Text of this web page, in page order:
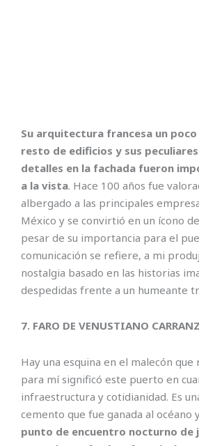
Su arquitectura francesa un
resto de edificios y sus
detalles en la fachada fueron
a la vista. Hace 100 años fue
albergado a las principales
México y se convirtió en un ícono
pesar de su importancia para el
comunicación se refiere, a mi
nostalgia basado en las historias
despedidas frente a un humeante
7. FARO DE VENUSTIANO
Hay una esquina en el malecón
para mí significó este puerto en
infraestructura y cotidianidad. Es
cemento que fue ganada al océano
punto de encuentro nocturno de